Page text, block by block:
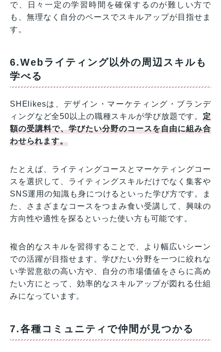
で、日々一定の学習時間を確保するのが難しい方で
も、無理なく自分のペースでスキルアップが目指せま
す。
6.Webライティング以外の周辺スキルも
学べる
SHElikesは、デザイン・マーケティング・ブランデ
ィングなど全50以上の職種スキルが学び放題です。定
額の受講料で、学びたい分野のコースを自由に組み合
わせられます。
たとえば、ライティングコースとマーケティングコー
スを選択して、ライティングスキルだけでなく集客や
SNS運用の知識も身につけるといった学び方です。ま
た、さまざまなコースをつまみ食い受講して、興味の
方向性や適性を探るといった使い方も可能です。
複合的なスキルを習得することで、より幅広いシーン
での活躍が目指せます。学びたい分野を一つに絞れな
い学習意欲の高い方や、自分の市場価値をさらに高め
たい方にとって、効率的なスキルアップが図れる仕組
みになっています。
7.各種コミュニティで仲間が見つかる